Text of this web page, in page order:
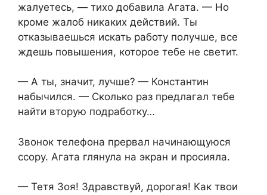
жалуетесь, — тихо добавила Агата. — Но
кроме жалоб никаких действий. Ты
отказываешься искать работу получше, все
ждешь повышения, которое тебе не светит.
— А ты, значит, лучше? — Константин
набычился. — Сколько раз предлагал тебе
найти вторую подработку…
Звонок телефона прервал начинающуюся
ссору. Агата глянула на экран и просияла.
— Тетя Зоя! Здравствуй, дорогая! Как твои